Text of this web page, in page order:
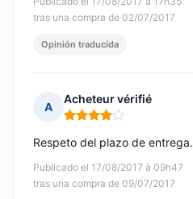
tras una compra de 02/07/2017
Opinión traducida
A
Acheteur vérifié
Nota: 4 de 5
Publicado el 17/08/2017 à 09h47
tras una compra de 09/07/2017
Respeto del plazo de entrega.